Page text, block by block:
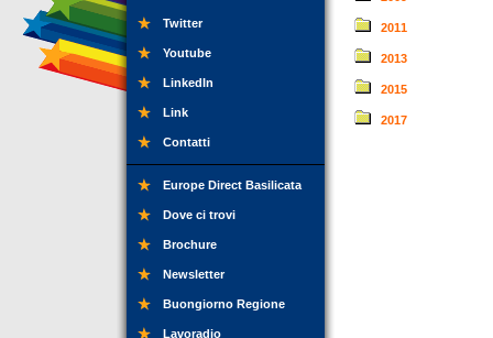
Twitter
Youtube
LinkedIn
Link
Contatti
Europe Direct Basilicata
Dove ci trovi
Brochure
Newsletter
Buongiorno Regione
Lavoradio
2011
2013
2015
2017